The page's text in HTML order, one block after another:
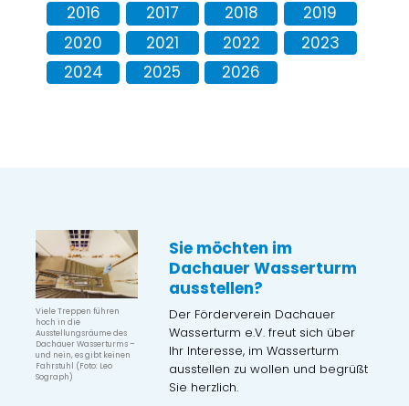
2016
2017 2018
2019
2020
2021 2022
2023
2024
2025 2026
Viele Treppen führen
hoch in die
Ausstellungsräume des
Dachauer Wasserturms –
und nein, es gibt keinen
Fahrstuhl (Foto: Leo
Sograph)
Sie möchten im
Dachauer Wasserturm
ausstellen?
Der Förderverein Dachauer
Wasserturm e.V. freut sich über
Ihr Interesse, im Wasserturm
ausstellen zu wollen und begrüßt
Sie herzlich.